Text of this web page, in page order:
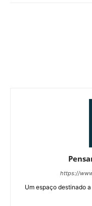
https://
Um espaço destinado